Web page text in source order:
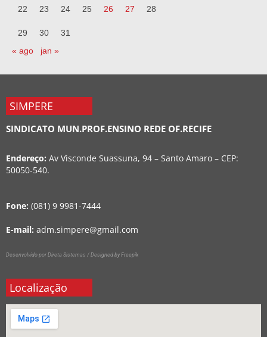
22 23 24 25 26 27 28
29 30
31
« ago
jan »
SIMPERE
SINDICATO MUN.PROF.ENSINO REDE OF.RECIFE
Endereço: Av Visconde Suassuna, 94 – Santo Amaro – CEP:
50050-540.
Fone: (081) 9 9981-7444
E-mail: adm.simpere@gmail.com
Desenvolvido por Direta Sistemas / Designed by Freepik
Localização